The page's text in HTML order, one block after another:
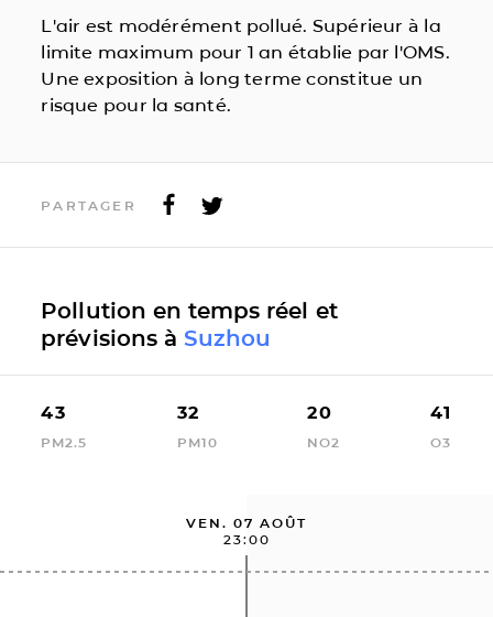
L'air est modérément pollué. Supérieur à la
limite maximum pour 1 an établie par l'OMS.
Une exposition à long terme constitue un
risque pour la santé.
PARTAGER
Pollution en temps réel et
prévisions à Suzhou
43
PM2.5
32
PM10
20
NO2
41
O3
VEN. 07 AOÛT
23:00